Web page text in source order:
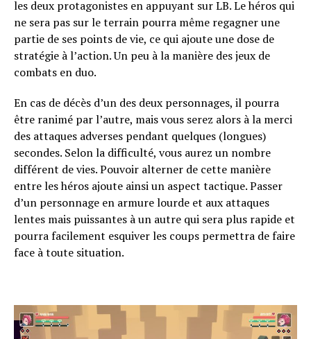
les deux protagonistes en appuyant sur LB. Le héros qui
ne sera pas sur le terrain pourra même regagner une
partie de ses points de vie, ce qui ajoute une dose de
stratégie à l’action. Un peu à la manière des jeux de
combats en duo.
En cas de décès d’un des deux personnages, il pourra
être ranimé par l’autre, mais vous serez alors à la merci
des attaques adverses pendant quelques (longues)
secondes. Selon la difficulté, vous aurez un nombre
différent de vies. Pouvoir alterner de cette manière
entre les héros ajoute ainsi un aspect tactique. Passer
d’un personnage en armure lourde et aux attaques
lentes mais puissantes à un autre qui sera plus rapide et
pourra facilement esquiver les coups permettra de faire
face à toute situation.